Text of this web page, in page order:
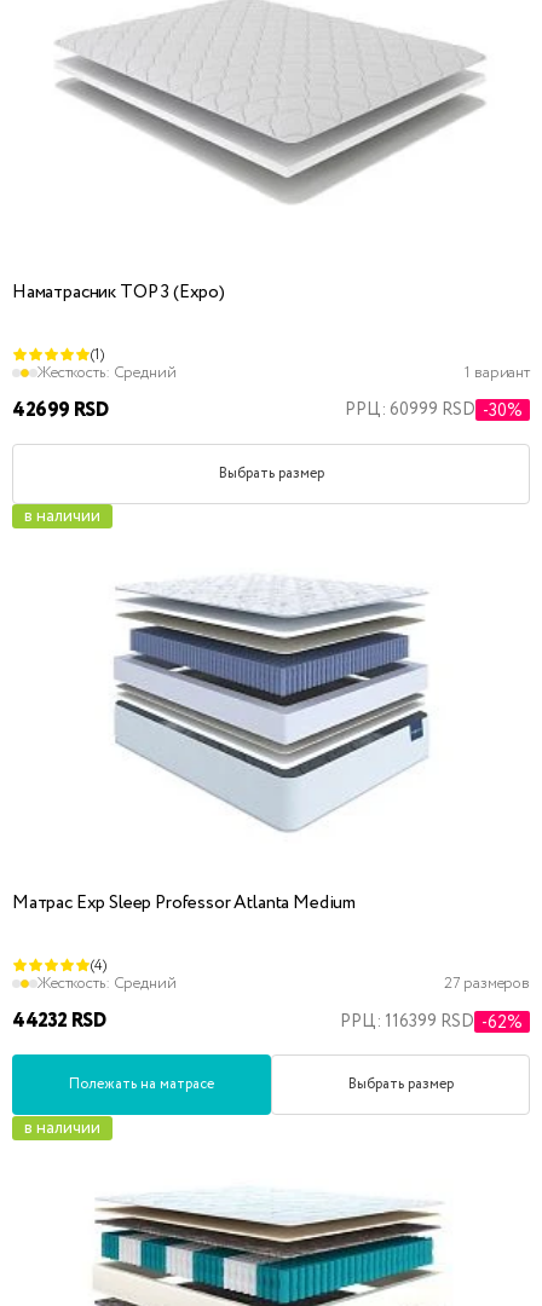
Наматрасник TOP 3 (Expo)
(1)
Жесткость: Средний 1 вариант
42699 RSD РРЦ: 60999 RSD -30%
Выбрать размер
в наличии
Матрас Exp Sleep Professor Atlanta Medium
(4)
Жесткость: Средний 27 размеров
44232 RSD РРЦ: 116399 RSD -62%
Полежать на матрасе Выбрать размер
в наличии